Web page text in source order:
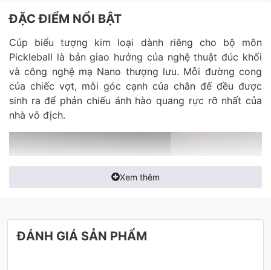
ĐẶC ĐIỂM NỔI BẬT
Cúp biểu tượng kim loại dành riêng cho bộ môn
Pickleball là bản giao hưởng của nghệ thuật đúc khối
và công nghệ mạ Nano thượng lưu. Mỗi đường cong
của chiếc vợt, mỗi góc cạnh của chân đế đều được
sinh ra để phản chiếu ánh hào quang rực rỡ nhất của
nhà vô địch.
Xem thêm
ĐÁNH GIÁ SẢN PHẨM